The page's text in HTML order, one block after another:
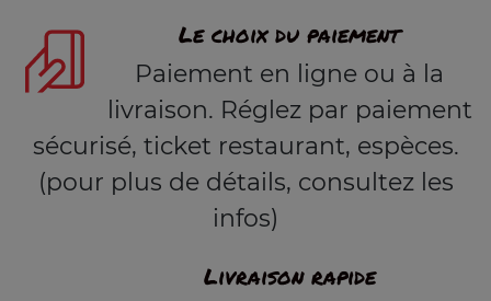
Le choix du paiement
Paiement en ligne ou à la
livraison. Réglez par paiement
sécurisé, ticket restaurant, espèces.
(pour plus de détails, consultez les
infos)
Livraison rapide